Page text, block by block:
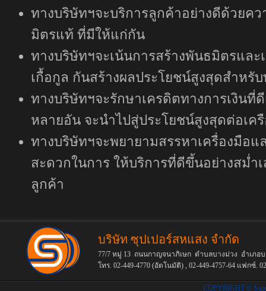
ทางบริษัทฯจะบริการลูกค้าอย่างดีด้วยค
มิตรแท้ ที่มีให้แก่กัน
ทางบริษัทฯจะเน้นการสร้างพันธมิตรและ
เกื้อกูล กันสร้างผลประโยชน์สูงสุดสำหรั
ทางบริษัทฯจะรักษาเครดิตทางการเงินที่
หลายอัน จะนำไปสู่ประโยชน์สูงสุดต่อเค
ทางบริษัทฯจะพยายามสรรหาเครื่องมือแ
สะดวกในการ ให้บริการที่ดีขึ้นอย่างสม่ำ
ลูกค้า
บริษัท ซุปเปอร์สหแสง จำกัด
77/7 หมู่ 13 ถนนกาญจนาภิเษก ตำบลบางม่วง อำเภอ
โทร. 02-449-4770 (อัตโนมัติ) , 02-449-4757-64 แฟกซ์.
COPYRIGHT ©